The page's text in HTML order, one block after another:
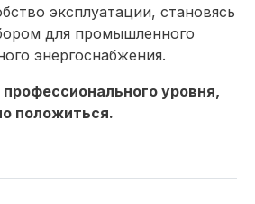
эксплуатации, становясь
для промышленного
энергоснабжения.
уровня,
положиться.